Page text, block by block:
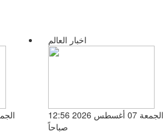
اخبار العالم
الجمعة 07 أغسطس 2026 12:56
صباحاً